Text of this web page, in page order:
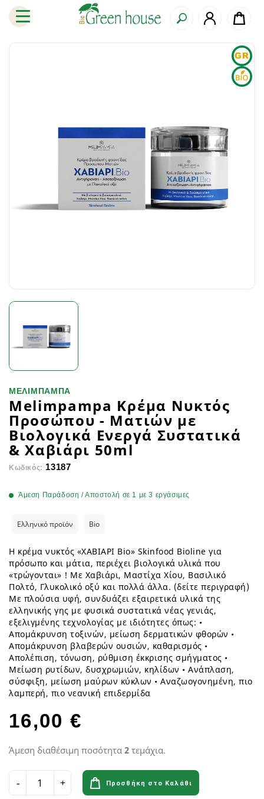
ΜΕΛΙΜΠΑΜΠΑ
Melimpampa Κρέμα Νυκτός
Προσώπου - Ματιών με
Βιολογικά Ενεργά Συστατικά
& Χαβιάρι 50ml
Κωδικός: 13187
Άμεση Παράδοση / Αποστολή σε 1 με 3 εργάσιμες
Ελληνικό προϊόν Bio
Η κρέμα νυκτός «ΧΑΒΙΑΡΙ Bio» Skinfood Bioline για
πρόσωπο και μάτια, περιέχει βιολογικά υλικά που
«τρώγονται» ! Με Χαβιάρι, Μαστίχα Χίου, Βασιλικό
Πολτό, Γλυκολικό οξύ και πολλά άλλα. (δείτε περιγραφή)
Με πλούσια υφή, συνδυάζει εξαιρετικά υλικά της
ελληνικής γης με φυσικά συστατικά νέας γενιάς,
εξελιγμένης τεχνολογίας με ιδιότητες όπως: •
Απομάκρυνση τοξινών, μείωση δερματικών φθορών •
Απομάκρυνση βλαβερών ουσιών, καθαρισμός •
Απολέπιση, τόνωση, ρύθμιση έκκρισης σμήγματος •
Μείωση ρυτίδων, δυσχρωμιών, κηλίδων • Ανάπλαση,
σύσφιξη, μείωση μαύρων κύκλων • Αναζωογονημένη, πιο
λαμπερή, πιο νεανική επιδερμίδα
16,00 €
Άμεση διαθέσιμη ποσότητα 2 τεμάχια.
Προσθήκη στο Καλάθι